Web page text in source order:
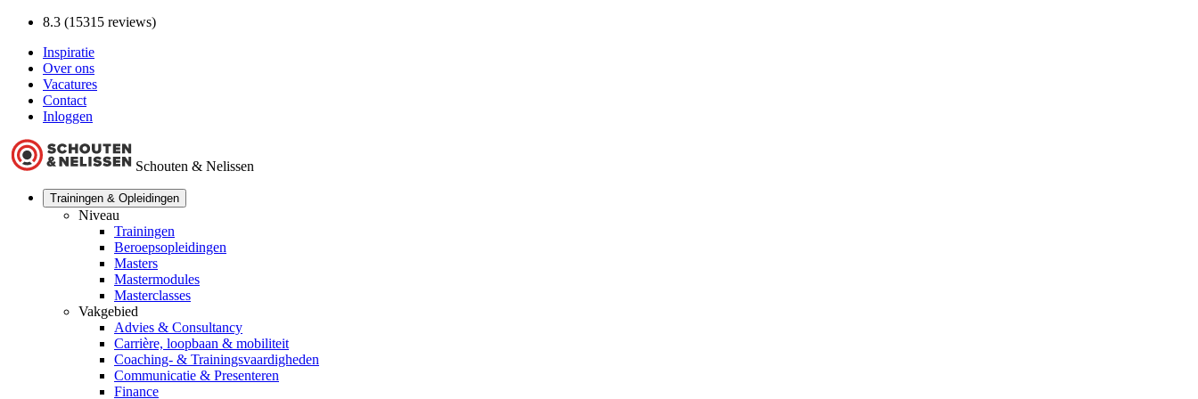
8.3 (15315 reviews)
Inspiratie
Over ons
Vacatures
Contact
Inloggen
Schouten & Nelissen
Trainingen & Opleidingen
Niveau
Trainingen
Beroepsopleidingen
Masters
Mastermodules
Masterclasses
Vakgebied
Advies & Consultancy
Carrière, loopbaan & mobiliteit
Coaching- & Trainingsvaardigheden
Communicatie & Presenteren
Finance